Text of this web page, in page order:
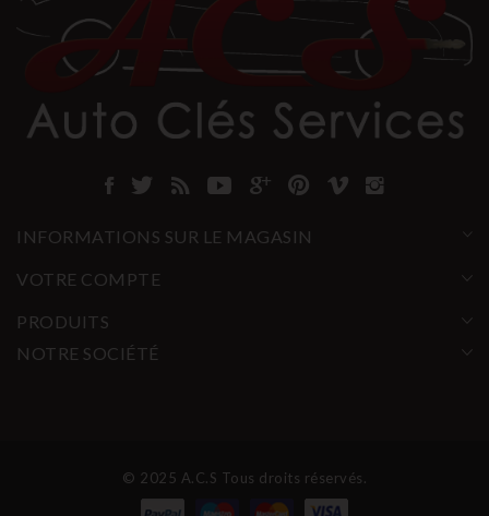
INFORMATIONS SUR LE MAGASIN
VOTRE COMPTE
PRODUITS
NOTRE SOCIÉTÉ
© 2025 A.C.S Tous droits réservés.